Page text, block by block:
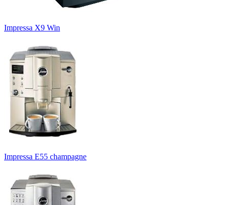
Impressa X9 Win
Impressa E55 champagne